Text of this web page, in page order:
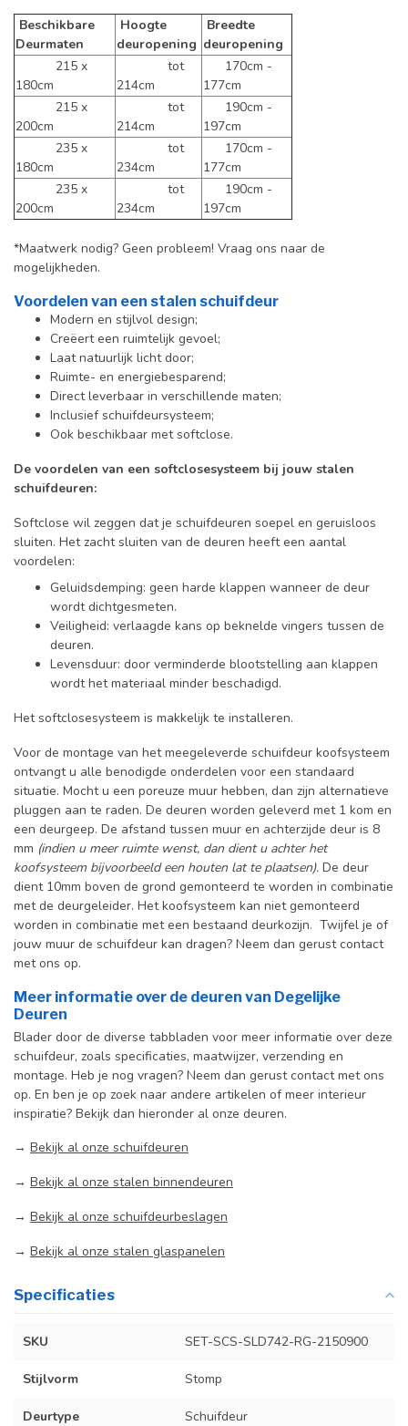
Beschikbare
Deurmaten
Hoogte
deuropening
Breedte
deuropening
215 x
180cm
tot
214cm
170cm -
177cm
215 x
200cm
tot
214cm
190cm -
197cm
235 x
180cm
tot
234cm
170cm -
177cm
235 x
200cm
tot
234cm
190cm -
197cm
*Maatwerk nodig? Geen probleem! Vraag ons naar de
mogelijkheden.
Voordelen van een stalen schuifdeur
Modern en stijlvol design;
Creëert een ruimtelijk gevoel;
Laat natuurlijk licht door;
Ruimte- en energiebesparend;
Direct leverbaar in verschillende maten;
Inclusief schuifdeursysteem;
Ook beschikbaar met softclose.
De voordelen van een softclosesysteem bij jouw stalen
schuifdeuren:
Softclose wil zeggen dat je schuifdeuren soepel en geruisloos
sluiten. Het zacht sluiten van de deuren heeft een aantal
voordelen:
Geluidsdemping: geen harde klappen wanneer de deur
wordt dichtgesmeten.
Veiligheid: verlaagde kans op beknelde vingers tussen de
deuren.
Levensduur: door verminderde blootstelling aan klappen
wordt het materiaal minder beschadigd.
Het softclosesysteem is makkelijk te installeren.
Voor de montage van het meegeleverde schuifdeur koofsysteem
ontvangt u alle benodigde onderdelen voor een standaard
situatie. Mocht u een poreuze muur hebben, dan zijn alternatieve
pluggen aan te raden. De deuren worden geleverd met 1 kom en
een deurgeep. De afstand tussen muur en achterzijde deur is 8
mm (indien u meer ruimte wenst, dan dient u achter het
koofsysteem bijvoorbeeld een houten lat te plaatsen). De deur
dient 10mm boven de grond gemonteerd te worden in combinatie
met de deurgeleider. Het koofsysteem kan niet gemonteerd
worden in combinatie met een bestaand deurkozijn. Twijfel je of
jouw muur de schuifdeur kan dragen? Neem dan gerust contact
met ons op.
Meer informatie over de deuren van Degelijke
Deuren
Blader door de diverse tabbladen voor meer informatie over deze
schuifdeur, zoals specificaties, maatwijzer, verzending en
montage. Heb je nog vragen? Neem dan gerust contact met ons
op. En ben je op zoek naar andere artikelen of meer interieur
inspiratie? Bekijk dan hieronder al onze deuren.
→ Bekijk al onze schuifdeuren
→ Bekijk al onze stalen binnendeuren
→ Bekijk al onze schuifdeurbeslagen
→ Bekijk al onze stalen glaspanelen
Specificaties
SKU SET-SCS-SLD742-RG-2150900
Stijlvorm Stomp
Deurtype Schuifdeur